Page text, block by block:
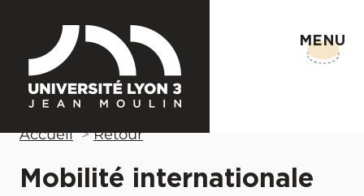
MENU
Accueil Retour
Mobilité internationale